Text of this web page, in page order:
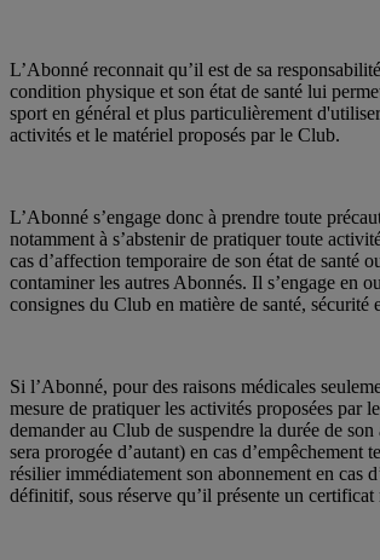
L’Abonné reconnait qu’il est de sa
condition physique et son état de santé lui
sport en général et plus particulièrement
activités et le matériel proposés par le Club.
L’Abonné s’engage donc à prendre toute
notamment à s’abstenir de pratiquer toute
cas d’affection temporaire de son état de santé
contaminer les autres Abonnés. Il s’engage en
consignes du Club en matière de santé, sécurité
Si l’Abonné, pour des raisons médicales
mesure de pratiquer les activités proposées par
demander au Club de suspendre la durée de
sera prorogée d’autant) en cas d’empêchement
résilier immédiatement son abonnement en cas
définitif, sous réserve qu’il présente un certificat